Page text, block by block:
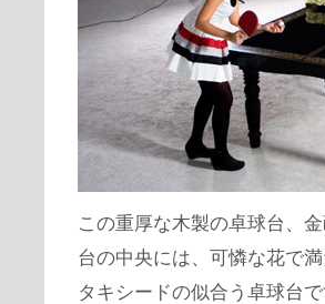
この重厚な木製の卓球台、
台の中央には、可憐な花で
タキシードの似合う卓球台で